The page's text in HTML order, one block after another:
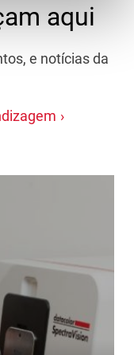
aqui
e notícias da